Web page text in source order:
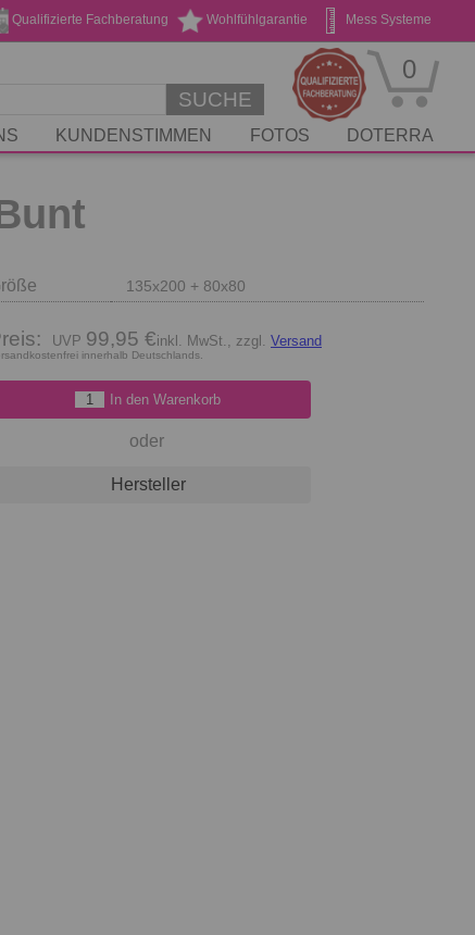
Mess Systeme
Wohlfühlgarantie
Qualifizierte Fachberatung
Stickservice
Geschenk Gutscheine
SUCHE
0
KUNDENSTIMMEN FOTOS DOTERRA
135x200 + 80x80
99,95 €inkl. MwSt., zzgl. Versand
innerhalb Deutschlands.
In den Warenkorb
oder
Hersteller